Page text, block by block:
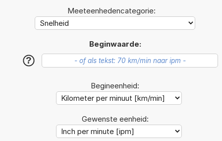
Meeteenhedencategorie:
Beginwaarde:
?
Begineenheid:
Gewenste eenheid: